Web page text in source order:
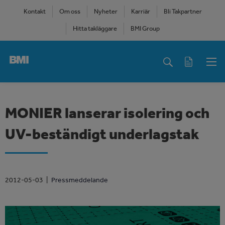
content
Kontakt Om oss Nyheter Karriär Bli Takpartner
Hitta takläggare BMI Group
navigation
MONIER lanserar isolering och
UV-beständigt underlagstak
2012-05-03 Pressmeddelande